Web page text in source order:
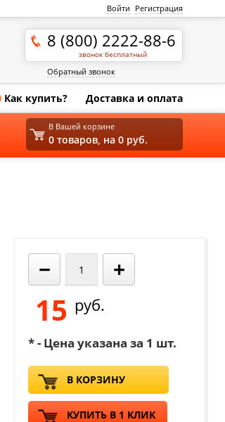
Войти Регистрация
8 (800) 2222-88-6
звонок бесплатный
Обратный звонок
Как купить? Доставка и оплата
− +
15 руб.
* - Цена указана за 1 шт.
В КОРЗИНУ
КУПИТЬ В 1 КЛИК
В Вашей корзине
0 товаров, на 0 руб.